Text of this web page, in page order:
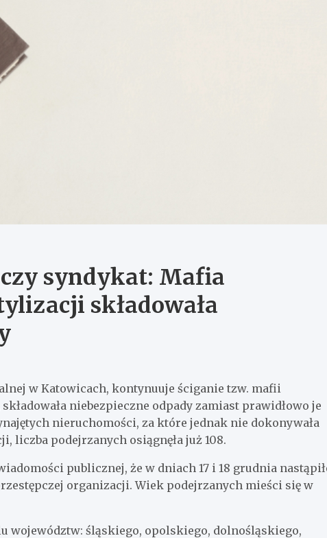
syndykat: Mafia
składowała
w Katowicach, kontynuuje ściganie tzw. mafii
niebezpieczne odpady zamiast prawidłowo je
nieruchomości, za które jednak nie dokonywała
liczba podejrzanych osiągnęła już 108.
publicznej, że w dniach 17 i 18 grudnia
organizacji. Wiek podejrzanych mieści się w
województw: śląskiego, opolskiego, dolnośląskiego,